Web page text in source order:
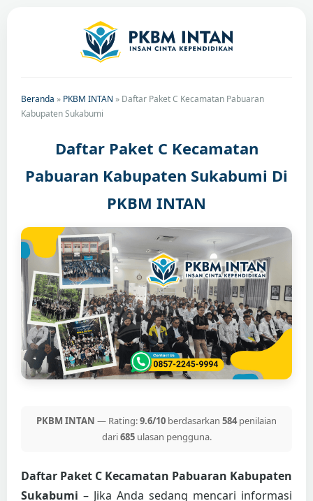
Beranda » PKBM INTAN » Daftar Paket C Kecamatan Pabuaran
Kabupaten Sukabumi
Daftar Paket C Kecamatan
Pabuaran Kabupaten Sukabumi Di
PKBM INTAN
PKBM INTAN — Rating:9.6/10 berdasarkan 584penilaian
dari685ulasan pengguna.
Daftar Paket C Kecamatan Pabuaran Kabupaten
Sukabumi – Jika Anda sedang mencari informasi